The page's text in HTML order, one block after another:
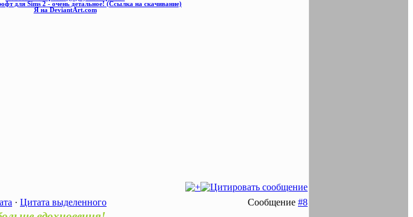
для Sims 2 - очень детальное! (Ссылка на скачивание)
Я на DeviantArt.com
· Цитата выделенного Сообщение #8